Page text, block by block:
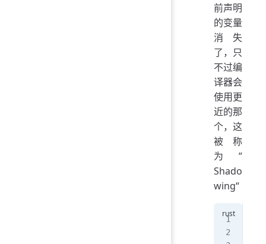
前声明
的变量
消失
了，只
不过编
译器会
使用更
近的那
个，这
被称
为”
Shado
wing“